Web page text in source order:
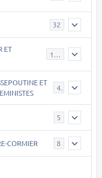
32
ET
147
ET
40
5
CORMIER 8